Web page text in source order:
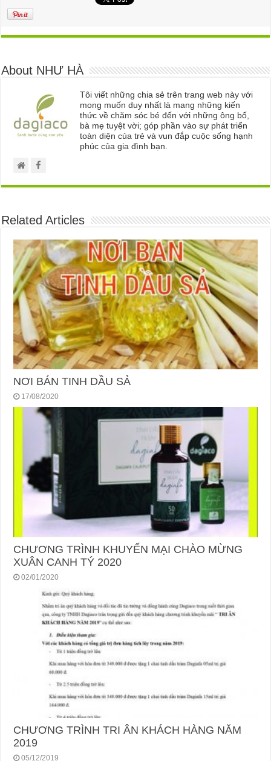
About NHƯ HÀ
Tôi viết những chia sẻ trên trang web này với
mong muốn duy nhất là mang những kiến
thức về chăm sóc bé đến với những ông bố,
bà mẹ tuyệt vời; góp phần vào sự phát triển
toàn diện của trẻ và vun đắp cuộc sống hạnh
phúc của gia đình bạn.
Related Articles
NƠI BÁN TINH DẦU SẢ
17/08/2020
CHƯƠNG TRÌNH KHUYẾN MẠI CHÀO MỪNG
XUÂN CANH TÝ 2020
02/01/2020
CHƯƠNG TRÌNH TRI ÂN KHÁCH HÀNG NĂM
2019
05/12/2019